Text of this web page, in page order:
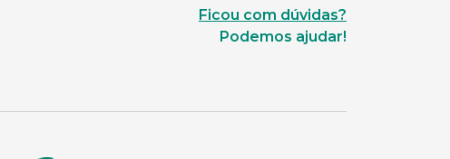
Ficou com dúvidas?
Podemos ajudar!